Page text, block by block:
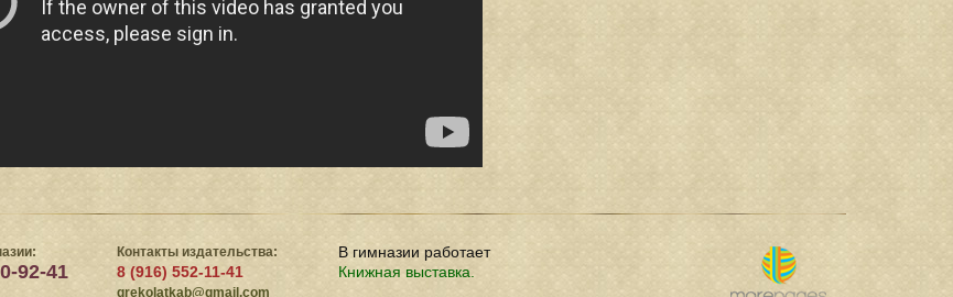
92-41
Контакты издательства:
8 (916) 552-11-41
grekolatkab@gmail.com
В гимназии работает
Книжная выставка.